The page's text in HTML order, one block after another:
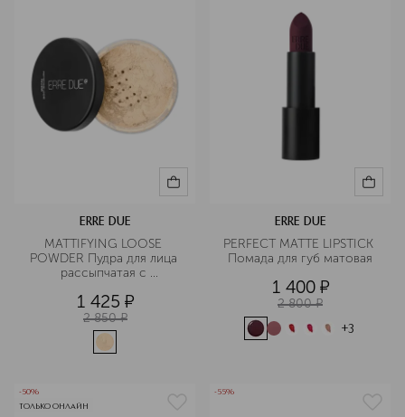
ERRE DUE
MATTIFYING LOOSE
POWDER Пудра для лица
рассыпчатая с
1 425 ¤
2 850 ¤
ERRE DUE
PERFECT MATTE LIPSTICK
Помада для губ матовая
1 400 ¤
2 800 ¤
+3
-50%
ТОЛЬКО ОНЛАЙН
-55%